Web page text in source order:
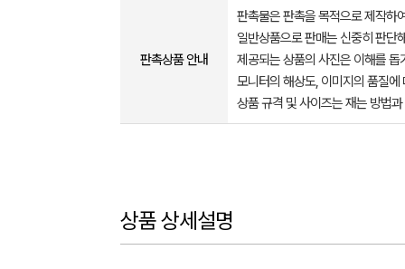
판촉상품 안내
판촉물은 판촉을 목적으로 제작하
일반상품으로 판매는 신중히 판단
제공되는 상품의 사진은 이해를
모니터의 해상도, 이미지의 품질
상품 규격 및 사이즈는 재는 방법
상품 상세설명